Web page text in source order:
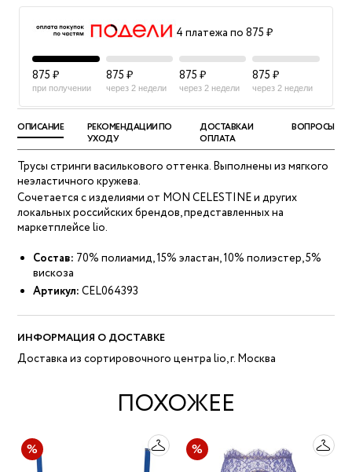
4 платежа по 875 ₽
875 ₽
при получении
875 ₽
через 2 недели
875 ₽
через 2 недели
875 ₽
через 2 недели
ОПИСАНИЕ
РЕКОМЕНДАЦИИ ПО
УХОДУ
ДОСТАВКА И
ОПЛАТА
ВОПРОСЫ
Трусы стринги василькового оттенка. Выполнены из мягкого
неэластичного кружева.
Сочетается с изделиями от MON CELESTINE и других
локальных российских брендов, представленных на
маркетплейсе lio.
Состав: 70% полиамид, 15% эластан, 10% полиэстер, 5%
вискоза
Артикул: CEL064393
ИНФОРМАЦИЯ О ДОСТАВКЕ
Доставка из сортировочного центра lio, г. Москва
ПОХОЖЕЕ